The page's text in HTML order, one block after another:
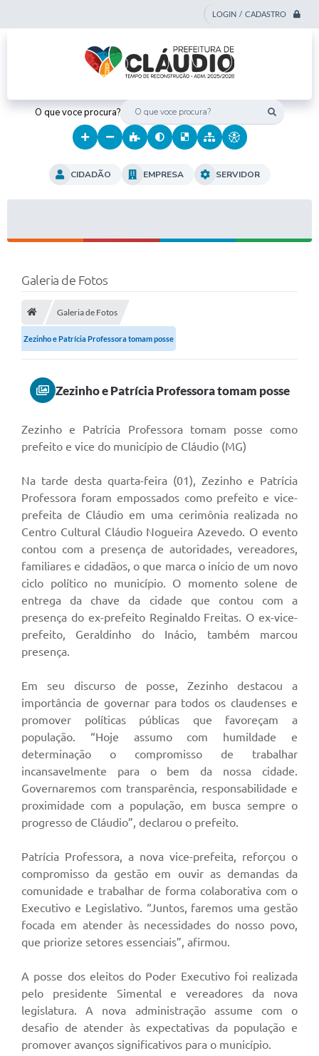
LOGIN / CADASTRO
O que voce procura?
CIDADÃO EMPRESA SERVIDOR
Galeria de Fotos
Galeria de Fotos
Zezinho e Patrícia Professora tomam posse
Zezinho e Patrícia Professora tomam posse
Zezinho e Patrícia Professora tomam posse como
prefeito e vice do município de Cláudio (MG)
Na tarde desta quarta-feira (01), Zezinho e Patrícia
Professora foram empossados como prefeito e vice-
prefeita de Cláudio em uma cerimônia realizada no
Centro Cultural Cláudio Nogueira Azevedo. O evento
contou com a presença de autoridades, vereadores,
familiares e cidadãos, o que marca o início de um novo
ciclo político no município. O momento solene de
entrega da chave da cidade que contou com a
presença do ex-prefeito Reginaldo Freitas. O ex-vice-
prefeito, Geraldinho do Inácio, também marcou
presença.
Em seu discurso de posse, Zezinho destacou a
importância de governar para todos os claudenses e
promover políticas públicas que favoreçam a
população. “Hoje assumo com humildade e
determinação o compromisso de trabalhar
incansavelmente para o bem da nossa cidade.
Governaremos com transparência, responsabilidade e
proximidade com a população, em busca sempre o
progresso de Cláudio”, declarou o prefeito.
Patrícia Professora, a nova vice-prefeita, reforçou o
compromisso da gestão em ouvir as demandas da
comunidade e trabalhar de forma colaborativa com o
Executivo e Legislativo. “Juntos, faremos uma gestão
focada em atender às necessidades do nosso povo,
que priorize setores essenciais”, afirmou.
A posse dos eleitos do Poder Executivo foi realizada
pelo presidente Simental e vereadores da nova
legislatura. A nova administração assume com o
desafio de atender às expectativas da população e
promover avanços significativos para o município.